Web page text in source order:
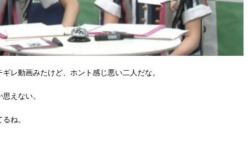
レ動画みたけど、ホント感じ悪い二人だな。
えない。
ね。